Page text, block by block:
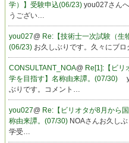
学）】受験申込(06/23) you027さん
うござい…
you027@ Re:【技術士一次試験（生
(06/23) お久しぶりです。久々にブ
CONSULTANT_NOA@ Re[1]:【ビリ
学を目指す】名称由来譚。(07/30)
ぶりです。コメント…
you027@ Re:【ビリオタが8月から
称由来譚。(07/30) NOAさんお久し
学受…